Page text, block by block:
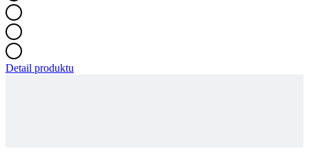
Detail produktu